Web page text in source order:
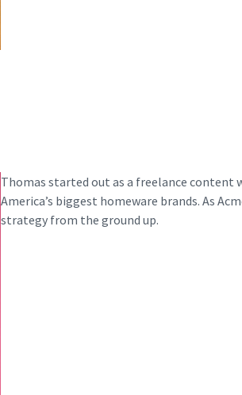
Thomas started out as a freelance
America’s biggest homeware brands. As
strategy from the ground up.